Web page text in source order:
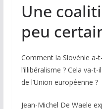
Une
peu
Comment la Slovénie a-
l’illibéralisme ? Cela va-
de l’Union européenne ?
Jean-Michel De Waele